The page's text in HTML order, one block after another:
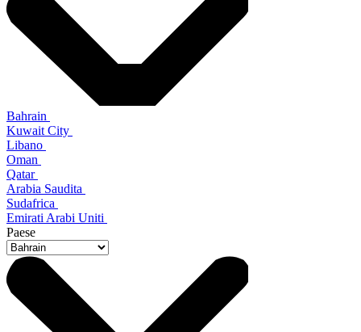
Bahrain
Kuwait City
Libano
Oman
Qatar
Arabia Saudita
Sudafrica
Emirati Arabi Uniti
Paese